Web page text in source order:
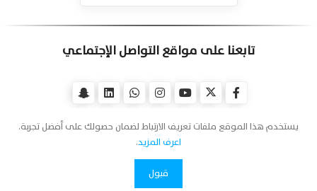
تابعنا على مواقع التواصل الإجتماعي
يستخدم هذا الموقع ملفات تعريف الارتباط لضمان حصولك على أفضل تجربة.
اعرف المزيد.
قبول